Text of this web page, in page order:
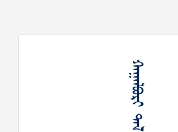
ᠬᠠᠭᠠᠯᠪᠤᠷᠢ ᠳᠡᠯ